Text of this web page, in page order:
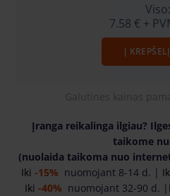
Viso:
7.58 € +
Į KREPŠELĮ
Galutines kainas
Įranga reikalinga ilgiau?
taikome
(nuolaida taikoma nuo
Iki -15% nuomojant 8-14 d. |
Iki -40% nuomojant 32-90 d. |